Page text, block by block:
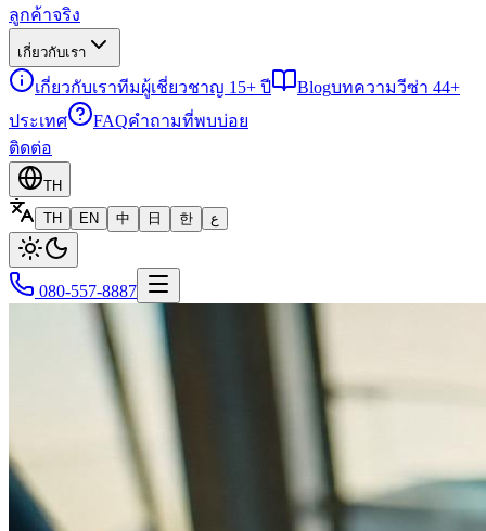
ลูกค้าจริง
เกี่ยวกับเรา
เกี่ยวกับเราทีมผู้เชี่ยวชาญ 15+ ปี Blogบทความวีซ่า 44+
ประเทศ
FAQคำถามที่พบบ่อย
ติดต่อ
TH
TH
EN 中 日 한 ع
080-557-8887